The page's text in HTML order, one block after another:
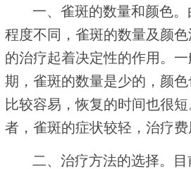
一、雀斑的数量和颜色
程度不同，雀斑的数量及颜
的治疗起着决定性的作用。
期，雀斑的数量是少的，颜
比较容易，恢复的时间也很
者，雀斑的症状较轻，治疗费
二、治疗方法的选择。